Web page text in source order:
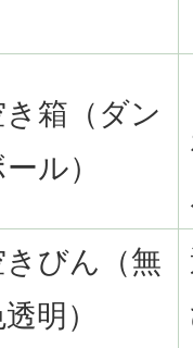
き箱（ダン
ル）
きびん（無
明）